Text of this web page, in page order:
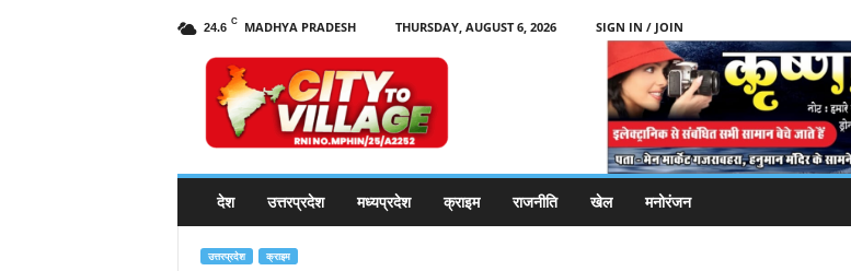
24.6 C MADHYA PRADESH THURSDAY, AUGUST 6, 2026
SIGN IN / JOIN
देश उत्तरप्रदेश मध्यप्रदेश क्राइम राजनीति खेल मनोरंजन
उत्तरप्रदेश क्राइम